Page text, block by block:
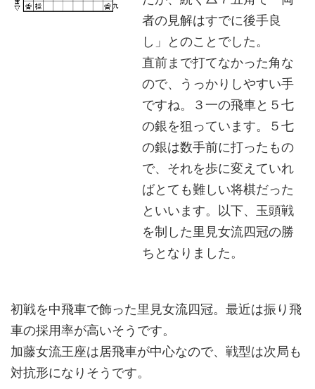
者の見解はすでに後手良
し」とのことでした。
直前まで打てなかった角な
ので、うっかりしやすい手
ですね。３一の飛車と５七
の銀を狙っています。５七
の銀は数手前に打ったもの
で、それを歩に変えていれ
ばとても難しい将棋だった
といいます。以下、玉頭戦
を制した里見女流四冠の勝
ちとなりました。
初戦を中飛車で飾った里見女流四冠。最近は振り飛
車の採用率が高いそうです。
加藤女流王座は居飛車が中心なので、戦型は次局も
対抗形になりそうです。